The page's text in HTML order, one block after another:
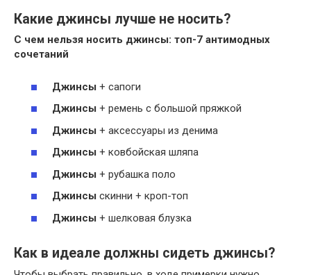
Какие джинсы лучше не носить?
С чем нельзя носить джинсы: топ-7 антимодных
сочетаний
Джинсы + сапоги
Джинсы + ремень с большой пряжкой
Джинсы + аксессуары из денима
Джинсы + ковбойская шляпа
Джинсы + рубашка поло
Джинсы скинни + кроп-топ
Джинсы + шелковая блузка
Как в идеале должны сидеть джинсы?